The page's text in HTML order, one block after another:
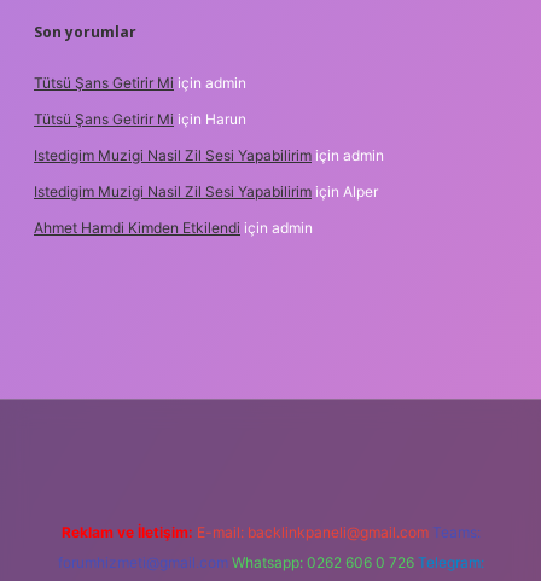
Son yorumlar
Tütsü Şans Getirir Mi için admin
Tütsü Şans Getirir Mi için Harun
Istedigim Muzigi Nasil Zil Sesi Yapabilirim için admin
Istedigim Muzigi Nasil Zil Sesi Yapabilirim için Alper
Ahmet Hamdi Kimden Etkilendi için admin
Reklam ve İletişim: E-mail: backlinkpaneli@gmail.com Teams:
forumhizmeti@gmail.com Whatsapp: 0262 606 0 726 Telegram: